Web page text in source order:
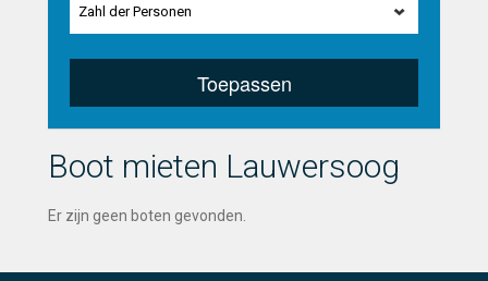
Zahl der Personen
Toepassen
Boot mieten Lauwersoog
Er zijn geen boten gevonden.